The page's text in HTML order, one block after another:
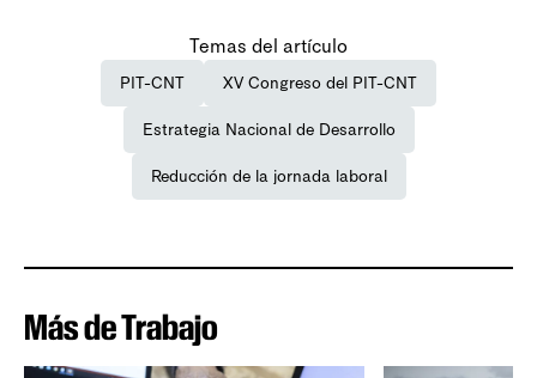
Temas del artículo
PIT-CNT XV Congreso del PIT-CNT
Estrategia Nacional de Desarrollo
Reducción de la jornada laboral
Más de Trabajo